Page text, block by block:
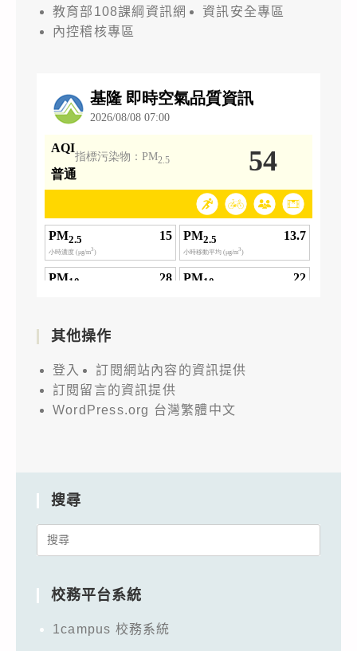
教育部108課綱資訊網
資訊安全專區
內控稽核專區
其他操作
登入
訂閱網站內容的資訊提供
訂閱留言的資訊提供
WordPress.org 台灣繁體中文
搜尋
Search
校務平台系統
1campus 校務系統